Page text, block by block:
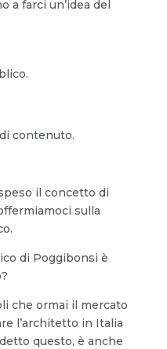
a farci un’idea del
contenuto.
il concetto di
sulla
di Poggibonsi è
che ormai il mercato
l’architetto in Italia
questo, è anche